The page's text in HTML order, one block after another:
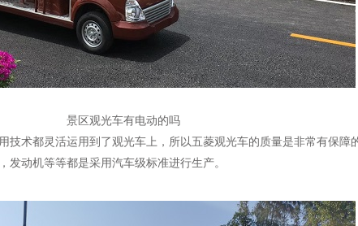
景区观光车有电动的吗
技术都灵活运用到了观光车上，所以五菱观光车的质量是非常有保障
动机等等都是采用汽车级标准进行生产。